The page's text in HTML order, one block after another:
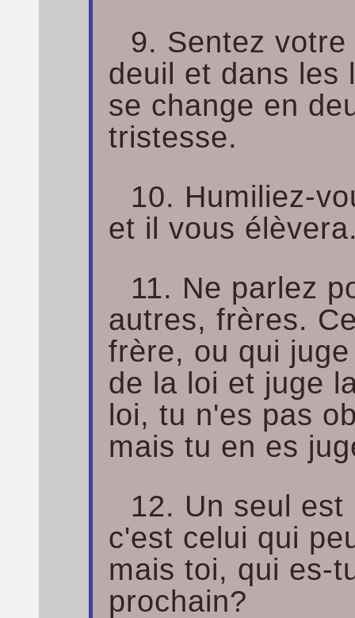
9. Sentez
deuil et dans les
se change en
tristesse.
10. Humiliez-
et il vous
11. Ne parlez
autres, frères.
frère, ou qui
de la loi et juge
loi, tu n'es pas
mais tu en es
12. Un seul
c'est celui qui
mais toi, qui es-
prochain?